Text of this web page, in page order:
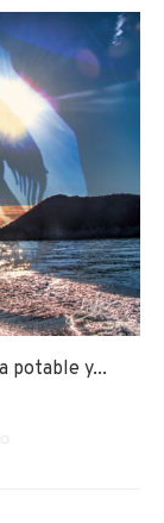
potable y...